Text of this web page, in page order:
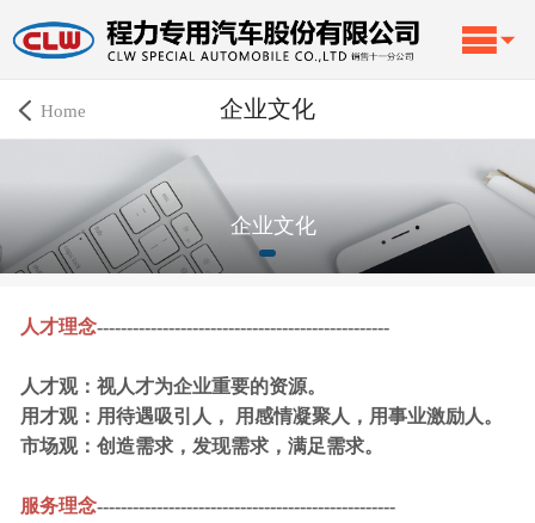
Home 企业文化
企业文化
人才理念-------------------------------------------------
人才观：视人才为企业重要的资源。
用才观：用待遇吸引人， 用感情凝聚人，用事业激励人。
市场观：创造需求，发现需求，满足需求。
服务理念--------------------------------------------------